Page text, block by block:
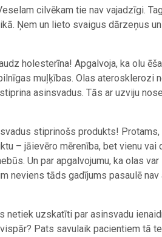
cilvēkam tie nav vajadzīgi.
Ņem un lieto svaigus dārzeņus
holesterīna! Apgalvoja, ka olu
muļķības. Olas aterosklerozi
asinsvadus. Tās ar uzviju
stiprinošs produkts!
– jāievēro mērenība, bet vienu vai
Un par apgalvojumu, ka olas var
neviens tāds gadījums pasaulē nav
uzskatīti par asinsvadu
Pats savulaik pacientiem tā